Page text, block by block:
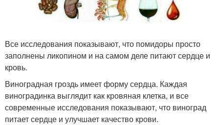
Все исследования показывают, что помидоры просто
заполнены ликопином и на самом деле питают сердце и
кровь.
Виноградная гроздь имеет форму сердца. Каждая
виноградинка выглядит как кровяная клетка, и все
современные исследования показывают, что виноград
питает сердце и улучшает качество крови.